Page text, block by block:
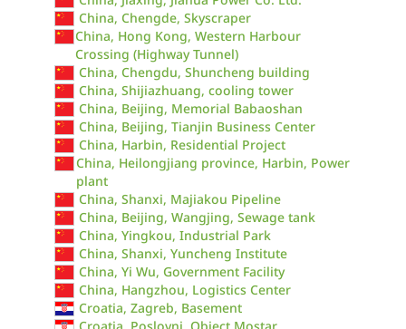
China, Chengde, Skyscraper
China, Hong Kong, Western Harbour
Crossing (Highway Tunnel)
China, Chengdu, Shuncheng building
China, Shijiazhuang, cooling tower
China, Beijing, Memorial Babaoshan
China, Beijing, Tianjin Business Center
China, Harbin, Residential Project
China, Heilongjiang province, Harbin, Power
plant
China, Shanxi, Majiakou Pipeline
China, Beijing, Wangjing, Sewage tank
China, Yingkou, Industrial Park
China, Shanxi, Yuncheng Institute
China, Yi Wu, Government Facility
China, Hangzhou, Logistics Center
Croatia, Zagreb, Basement